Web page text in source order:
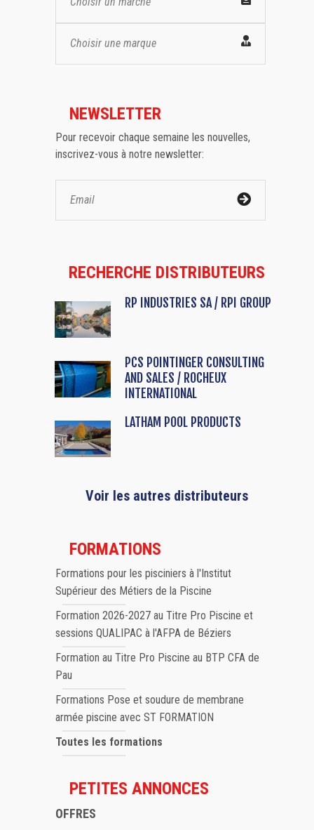
Choisir une marque
NEWSLETTER
Pour recevoir chaque semaine les nouvelles,
inscrivez-vous à notre newsletter:
RECHERCHE DISTRIBUTEURS
RP INDUSTRIES SA / RPI GROUP
PCS POINTINGER CONSULTING
AND SALES / ROCHEUX
INTERNATIONAL
LATHAM POOL PRODUCTS
Voir les autres distributeurs
FORMATIONS
Formations pour les pisciniers à l'Institut
Supérieur des Métiers de la Piscine
Formation 2026-2027 au Titre Pro Piscine et
sessions QUALIPAC à l'AFPA de Béziers
Formation au Titre Pro Piscine au BTP CFA de
Pau
Formations Pose et soudure de membrane
armée piscine avec ST FORMATION
Toutes les formations
PETITES ANNONCES
OFFRES